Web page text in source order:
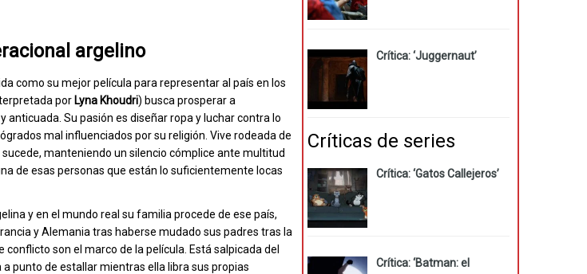
argelino
como su mejor película para representar al país en los
por Lyna Khoudri) busca prosperar a
anticuada. Su pasión es diseñar ropa y luchar contra lo
mal influenciados por su religión. Vive rodeada de
manteniendo un silencio cómplice ante multitud
de esas personas que están lo suficientemente locas
y en el mundo real su familia procede de ese país,
y Alemania tras haberse mudado sus padres tras la
son el marco de la película. Está salpicada del
punto de estallar mientras ella libra sus propias
Crítica: ‘Juggernaut’
Críticas de series
Crítica: ‘Gatos Callejeros’
Crítica: ‘Batman: el